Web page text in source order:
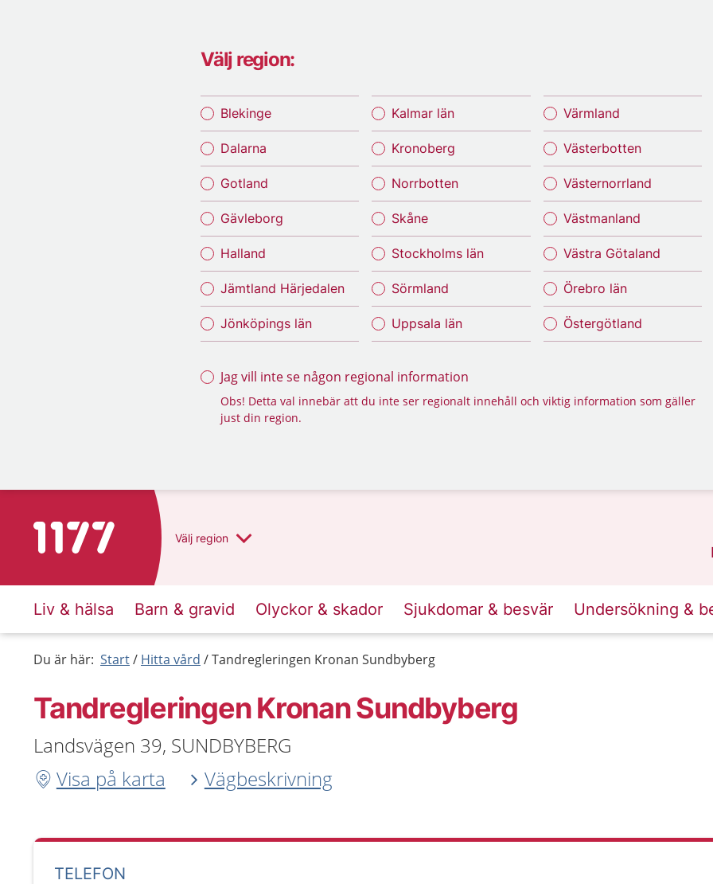
Välj region:
Blekinge
Dalarna
Gotland
Gävleborg
Halland
Jämtland Härjedalen
Jönköpings län
Kalmar län
Kronoberg
Norrbotten
Skåne
Stockholms län
Sörmland
Uppsala län
Värmland
Västerbotten
Västernorrland
Västmanland
Västra Götaland
Örebro län
Östergötland
Jag vill inte se någon regional information
Obs! Detta val innebär att du inte ser regionalt innehåll och viktig information som gäller
just din region.
Till startsidan för 1177 Välj region
Liv & hälsa Barn & gravid Olyckor & skador Sjukdomar & besvär Undersökning &
Du är här: Start Hitta vård Tandregleringen Kronan Sundbyberg
Tandregleringen Kronan Sundbyberg
Landsvägen 39, SUNDBYBERG
Visa på karta
Vägbeskrivning
TELEFON